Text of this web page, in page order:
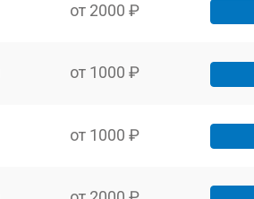
от 2000 ₽
от 1000 ₽
от 1000 ₽